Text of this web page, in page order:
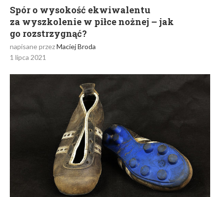
Spór o wysokość ekwiwalentu
za wyszkolenie w piłce nożnej – jak
go rozstrzygnąć?
napisane przezMaciej Broda
1 lipca 2021